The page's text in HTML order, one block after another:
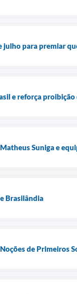
julho para premiar
e reforça
Suniga e
Brasilândia
de Primeiros